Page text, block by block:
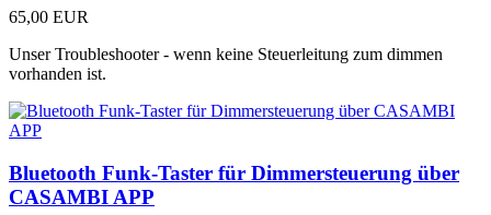
65,00 EUR
Unser Troubleshooter - wenn keine Steuerleitung zum dimmen
vorhanden ist.
Bluetooth Funk-Taster für Dimmersteuerung über
CASAMBI APP